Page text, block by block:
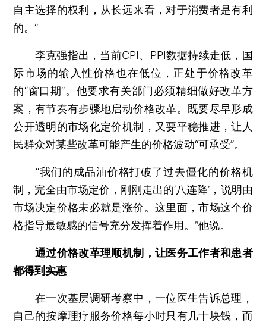
自主选择的权利，从长远来看，对于消费者是有利
的。”
李克强指出，当前CPI、PPI数据持续走低，国
际市场的输入性价格也在低位，正处于价格改革
的“窗口期”。他要求有关部门必须精细做好改革方
案，有节奏有步骤地启动价格改革。既要尽早形成
公开透明的市场化定价机制，又要平稳推进，让人
民群众对某些改革可能产生的价格波动“可承受”。
“我们的成品油价格打破了过去僵化的价格机
制，完全由市场定价，刚刚走出的‘八连降’，说明由
市场决定价格未必就是涨价。这里面，市场这个价
格指导最敏感的信号充分发挥着作用。”他说。
通过价格改革理顺机制，让医务工作者和患者
都得到实惠
在一次基层调研考察中，一位医生告诉总理，
自己的按摩理疗服务价格每小时只有几十块钱，而